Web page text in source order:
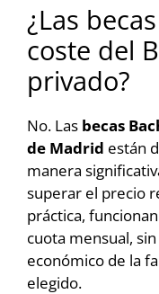
¿Las
coste del
privado?
No. Las becas
de Madrid están
manera
superar el precio
práctica,
cuota mensual,
económico de la
elegido.